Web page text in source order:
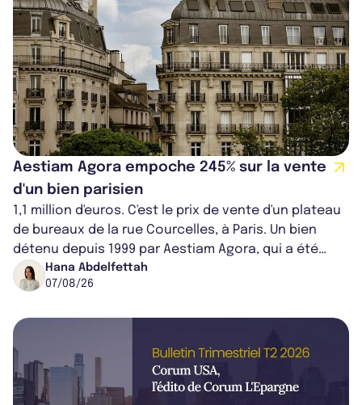
Aestiam Agora empoche 245% sur la vente
d'un bien parisien
1,1 million d'euros. C'est le prix de vente d'un plateau
de bureaux de la rue Courcelles, à Paris. Un bien
détenu depuis 1999 par Aestiam Agora, qui a été
cédé avec une plus-value...
Hana Abdelfettah
07/08/26